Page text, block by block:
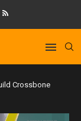
Crossbone